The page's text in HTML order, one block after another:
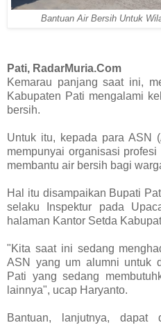
Bantuan Air Bersih Untuk
Pati, RadarMuria.Com
Kemarau panjang saat ini,
Kabupaten Pati mengalami
bersih.
Untuk itu, kepada para ASN
mempunyai organisasi
membantu air bersih bagi
Hal itu disampaikan Bupati
selaku Inspektur pada
halaman Kantor Setda
"Kita saat ini sedang
ASN yang um alumni untuk
Pati yang sedang
lainnya", ucap Haryanto.
Bantuan, lanjutnya, dapat